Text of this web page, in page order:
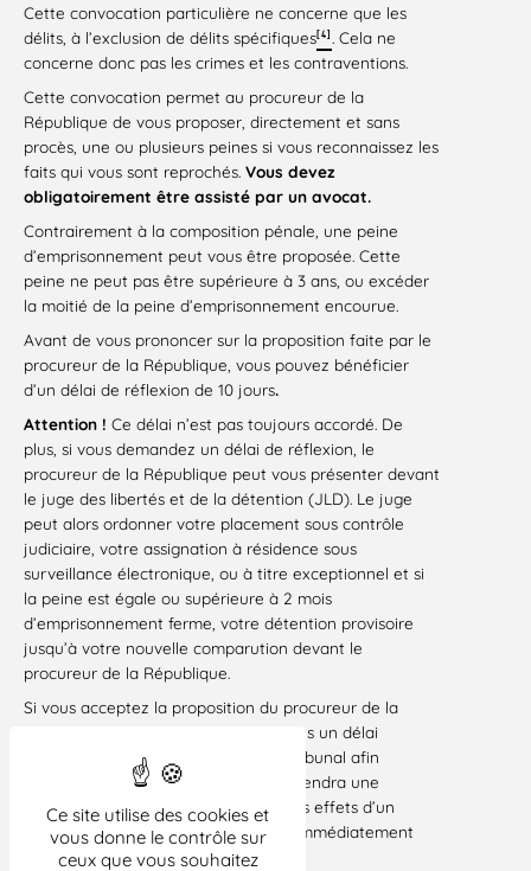
Ce site utilise des cookies et
vous donne le contrôle sur
ceux que vous souhaitez
Cette convocation particulière ne concerne que les
délits, à l’exclusion de délits spécifiques[4] . Cela ne
concerne donc pas les crimes et les contraventions.
Cette convocation permet au procureur de la
République de vous proposer, directement et sans
procès, une ou plusieurs peines si vous reconnaissez les
faits qui vous sont reprochés. Vous devez
obligatoirement être assisté par un avocat.
Contrairement à la composition pénale, une peine
d’emprisonnement peut vous être proposée. Cette
peine ne peut pas être supérieure à 3 ans, ou excéder
la moitié de la peine d’emprisonnement encourue.
Avant de vous prononcer sur la proposition faite par le
procureur de la République, vous pouvez bénéficier
d’un délai de réflexion de 10 jours.
Attention ! Ce délai n’est pas toujours accordé. De
plus, si vous demandez un délai de réflexion, le
procureur de la République peut vous présenter devant
le juge des libertés et de la détention (JLD). Le juge
peut alors ordonner votre placement sous contrôle
judiciaire, votre assignation à résidence sous
surveillance électronique, ou à titre exceptionnel et si
la peine est égale ou supérieure à 2 mois
d’emprisonnement ferme, votre détention provisoire
jusqu’à votre nouvelle comparution devant le
procureur de la République.
Si vous acceptez la proposition du procureur de la
République, vous serez convoqué dans un délai
inférieur ou égal à 1 mois devant le tribunal afin
d’homologuer la proposition. Le jour rendra une
ordonnance le jour même qui aura les effets d’un
jugement de condamnation Elle est immédiatement
exécutoire.